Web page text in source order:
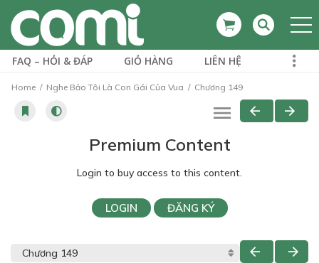
FAQ – HỎI & ĐÁP GIỎ HÀNG LIÊN HỆ
Home Nghe Bảo Tôi Là Con Gái Của Vua Chương 149
Premium Content
Login to buy access to this content.
LOGIN ĐĂNG KÝ